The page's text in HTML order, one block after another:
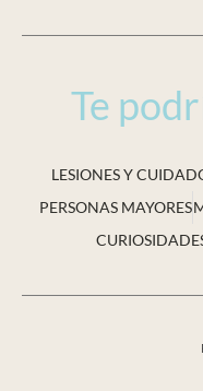
Te
LESIONES Y
PERSONAS MAYORES